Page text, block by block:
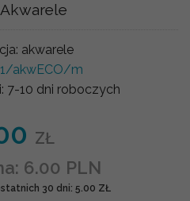
akwarele
akwECO/m
7-10 dni roboczych
ZŁ
6.00 PLN
30 dni: 5.00 ZŁ